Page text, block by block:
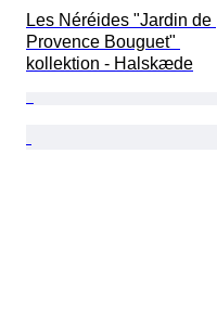
Les Néréides "Jardin de
Provence Bouguet"
kollektion - Halskæde